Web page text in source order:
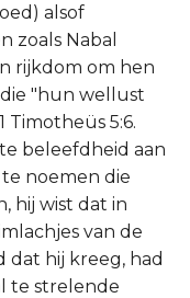
alsof
zoals Nabal
rijkdom om hen
"hun wellust
Timotheüs 5:6.
beleefdheid aan
noemen die
hij wist dat in
van de
hij kreeg, had
te strelende